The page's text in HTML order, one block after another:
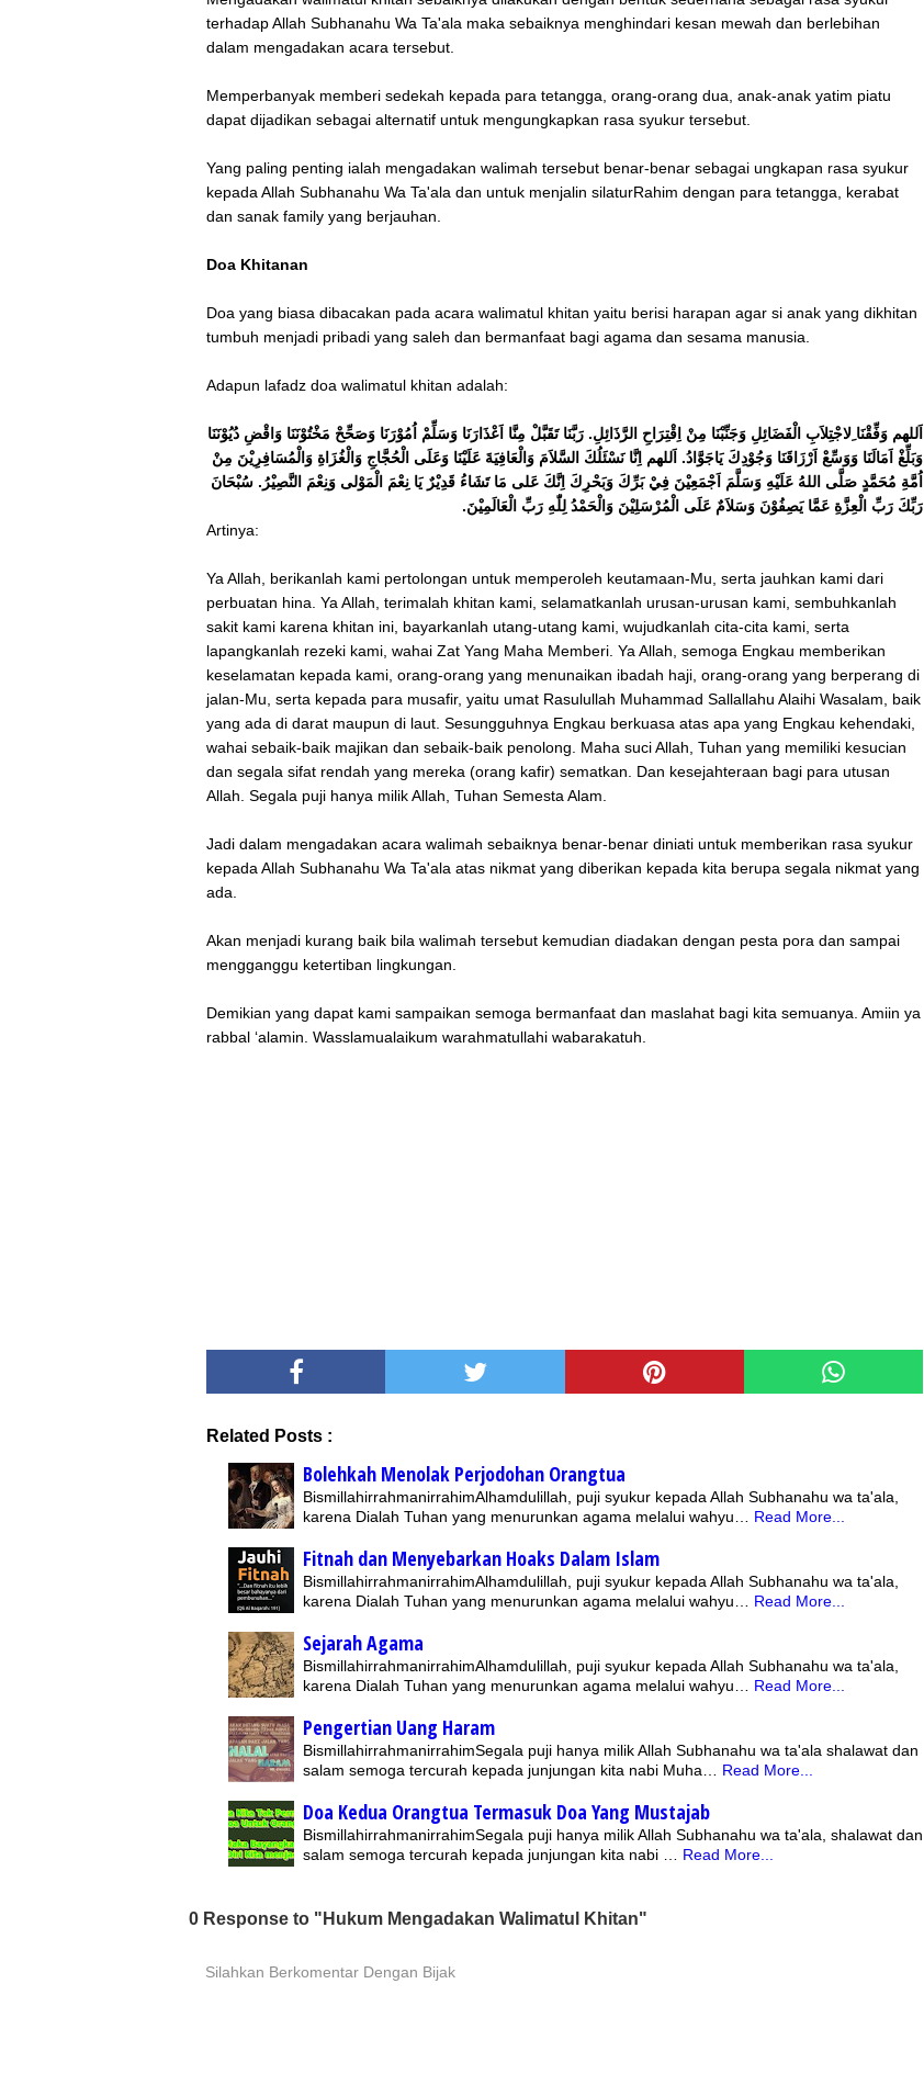
terhadap Allah Subhanahu Wa Ta'ala maka sebaiknya menghindari kesan mewah dan berlebihan
dalam mengadakan acara tersebut.
Memperbanyak memberi sedekah kepada para tetangga, orang-orang dua, anak-anak yatim piatu
dapat dijadikan sebagai alternatif untuk mengungkapkan rasa syukur tersebut.
Yang paling penting ialah mengadakan walimah tersebut benar-benar sebagai ungkapan rasa syukur
kepada Allah Subhanahu Wa Ta'ala dan untuk menjalin silaturRahim dengan para tetangga, kerabat
dan sanak family yang berjauhan.
Doa Khitanan
Doa yang biasa dibacakan pada acara walimatul khitan yaitu berisi harapan agar si anak yang dikhitan
tumbuh menjadi pribadi yang saleh dan bermanfaat bagi agama dan sesama manusia.
Adapun lafadz doa walimatul khitan adalah:
اَللهم وَفِّقْنَا ِلاجْتِلاَبِ الْفَضَائِلِ وَجَنِّبْنَا مِنْ اِقْتِرَاحِ الرَّذَائِلِ. رَبَّنَا تَقَبَّلْ مِنَّا اَعْذَارَنَا وَسَلِّمْ اُمُوْرَنَا وَصَحِّحْ مَخْتُوْنَنَا وَاقْضِ دُيُوْنَنَا
وَبَلِّغْ اَمَالَنَا وَوَسِّعْ اَرْزَاقَنَا وَجُوْدِكَ يَاجَوَّادُ. اَللهم اِنَّا نَسْئَلُكَ السَّلاَمَ وَالْعَافِيَةَ عَلَيْنَا وَعَلَى الْحُجَّاجِ وَالْغُزَاةِ وَالْمُسَافِرِيْنَ مِنْ
اُمَّةِ مُحَمَّدٍ صَلَّى اللهُ عَلَيْهِ وَسَلَّمَ اَجْمَعِيْنَ فِيْ بَرِّكَ وَبَحْرِكَ اِنَّكَ عَلى مَا تَشَاءُ قَدِيْرٌ يَا نِعْمَ الْمَوْلى وَنِعْمَ النَّصِيْرُ. سُبْحَانَ
رَبِّكَ رَبِّ الْعِزَّةِ عَمَّا يَصِفُوْنَ وَسَلاَمٌ عَلَى الْمُرْسَلِيْنَ وَالْحَمْدُ لِلّٰهِ رَبِّ الْعَالَمِيْنَ.
Artinya:
Ya Allah, berikanlah kami pertolongan untuk memperoleh keutamaan-Mu, serta jauhkan kami dari
perbuatan hina. Ya Allah, terimalah khitan kami, selamatkanlah urusan-urusan kami, sembuhkanlah
sakit kami karena khitan ini, bayarkanlah utang-utang kami, wujudkanlah cita-cita kami, serta
lapangkanlah rezeki kami, wahai Zat Yang Maha Memberi. Ya Allah, semoga Engkau memberikan
keselamatan kepada kami, orang-orang yang menunaikan ibadah haji, orang-orang yang berperang di
jalan-Mu, serta kepada para musafir, yaitu umat Rasulullah Muhammad Sallallahu Alaihi Wasalam, baik
yang ada di darat maupun di laut. Sesungguhnya Engkau berkuasa atas apa yang Engkau kehendaki,
wahai sebaik-baik majikan dan sebaik-baik penolong. Maha suci Allah, Tuhan yang memiliki kesucian
dan segala sifat rendah yang mereka (orang kafir) sematkan. Dan kesejahteraan bagi para utusan
Allah. Segala puji hanya milik Allah, Tuhan Semesta Alam.
Jadi dalam mengadakan acara walimah sebaiknya benar-benar diniati untuk memberikan rasa syukur
kepada Allah Subhanahu Wa Ta'ala atas nikmat yang diberikan kepada kita berupa segala nikmat yang
ada.
Akan menjadi kurang baik bila walimah tersebut kemudian diadakan dengan pesta pora dan sampai
mengganggu ketertiban lingkungan.
Demikian yang dapat kami sampaikan semoga bermanfaat dan maslahat bagi kita semuanya. Amiin ya
rabbal ‘alamin. Wasslamualaikum warahmatullahi wabarakatuh.
Related Posts :
Bolehkah Menolak Perjodohan Orangtua
BismillahirrahmanirrahimAlhamdulillah, puji syukur kepada Allah Subhanahu wa ta'ala,
karena Dialah Tuhan yang menurunkan agama melalui wahyu…
Read More...
Fitnah dan Menyebarkan Hoaks Dalam Islam
BismillahirrahmanirrahimAlhamdulillah, puji syukur kepada Allah Subhanahu wa ta'ala,
karena Dialah Tuhan yang menurunkan agama melalui wahyu…
Read More...
Sejarah Agama
BismillahirrahmanirrahimAlhamdulillah, puji syukur kepada Allah Subhanahu wa ta'ala,
karena Dialah Tuhan yang menurunkan agama melalui wahyu…
Read More...
Pengertian Uang Haram
BismillahirrahmanirrahimSegala puji hanya milik Allah Subhanahu wa ta'ala shalawat dan
salam semoga tercurah kepada junjungan kita nabi Muha…
Read More...
Doa Kedua Orangtua Termasuk Doa Yang Mustajab
BismillahirrahmanirrahimSegala puji hanya milik Allah Subhanahu wa ta'ala, shalawat dan
salam semoga tercurah kepada junjungan kita nabi …
Read More...
0 Response to "Hukum Mengadakan Walimatul Khitan"
Silahkan Berkomentar Dengan Bijak